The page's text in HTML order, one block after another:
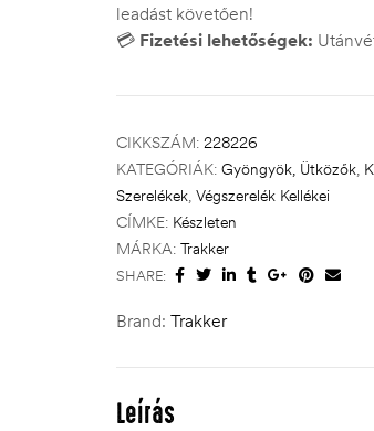
leadást követően!
💳 Fizetési lehetőségek:
CIKKSZÁM: 228226
KATEGÓRIÁK: Gyöngyök, Ütközők,
Szerelékek, Végszerelék Kellékei
CÍMKE: Készleten
MÁRKA: Trakker
SHARE:
Brand: Trakker
Leírás